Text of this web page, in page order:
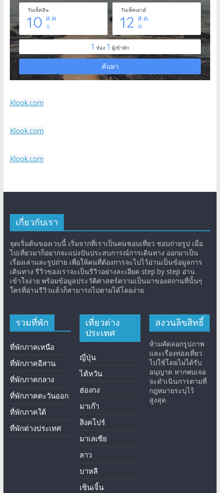
Klook.com
Klook.com
Klook.com
เกี่ยวกับเรา
จุดเริ่มต้นของเวบนี้ เริ่มจากที่เราเป็นคนชอบเที่ยว ชอบถ่ายรูป เมื่อ
ไปเที่ยวมาก็อยากจะแบ่งปันประสบการณ์การเดินทาง ออกมาเป็น
เรื่องเล่าและรูปถ่าย เพื่อให้คนที่ต้องการจะไปไว้อ่านเป็นข้อมูลการ
เดินทาง รีวิวของเราจะเป็นรีวิวอย่างละเอียด step by step อ่าน
เข้าใจง่าย พร้อมข้อมูลประวัติศาสตร์ความเป็นมาของสถานที่นั้นๆ
ใครที่อ่านรีวิวแล้วก็สามารถไปตามได้โดยง่าย
รวมที่พัก
ที่พักภาคเหนือ
ที่พักภาคอีสาน
ที่พักภาคกลาง
ที่พักภาคตะวันออก
ที่พักภาคใต้
ที่พักต่างประเทศ
เที่ยวต่าง
ประเทศ
ญี่ปุ่น
ไต้หวัน
ฮ่องกง
มาเก๊า
สิงคโปร์
มาเลเซีย
ลาว
บาหลี
เซินเจิ้น
สงวนลิขสิทธิ์
ห้ามคัดลอกรูปภาพ
และเรื่องท่องเที่ยว
ไปใช้โดยไม่ได้รับ
อนุญาต หากพบเจอ
จะดำเนินการตามที่
กฎหมายระบุไว้
สูงสุด